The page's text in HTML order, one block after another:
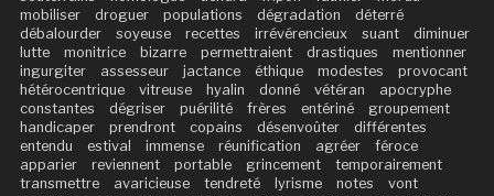
mobiliser
droguer populations dégradation
déterré
débalourder
soyeuse recettes irrévérencieux suant
diminuer
lutte
monitrice bizarre permettraient drastiques
mentionner
ingurgiter
assesseur jactance éthique modestes
provocant
hétérocentrique
vitreuse hyalin donné vétéran
apocryphe
constantes
dégriser puérilité frères entériné
groupement
handicaper
prendront copains désenvoûter
différentes
entendu
estival immense réunification agréer
féroce
apparier
reviennent portable grincement
temporairement
transmettre
avaricieuse tendreté lyrisme notes
vont